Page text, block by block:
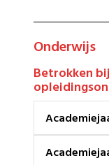
Onderwijs
Betrokken bij de volgende